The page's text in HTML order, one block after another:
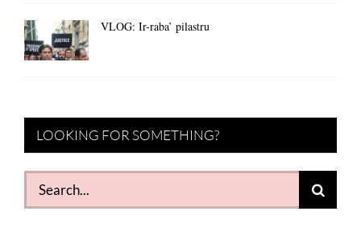
VLOG: Ir-raba’ pilastru
LOOKING FOR SOMETHING?
Search
for: